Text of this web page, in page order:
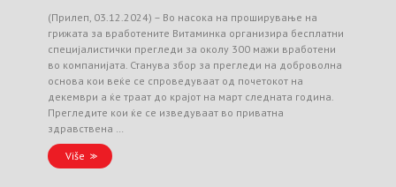
(Прилеп, 03.12.2024) – Во насока на проширување на
грижата за вработените Витаминка организира бесплатни
специјалистички прегледи за околу 300 мажи вработени
во компанијата. Станува збор за прегледи на доброволна
основа кои веќе се спроведуваат од почетокот на
декември а ќе траат до крајот на март следната година.
Прегледите кои ќе се изведуваат во приватна
здравствена …
Više